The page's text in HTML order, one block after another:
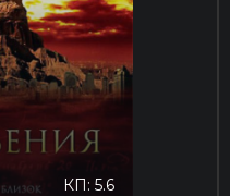
КП: 5.6